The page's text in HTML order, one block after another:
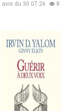
avis du 30.07.26 8